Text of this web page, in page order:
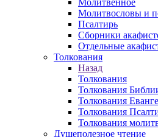
Молитвенное
Молитвословы и
Псалтирь
Сборники
Отдельные
Толкования
Назад
Толкования
Толкования
Толкования
Толкования
Толкования
Душеполезное чтение